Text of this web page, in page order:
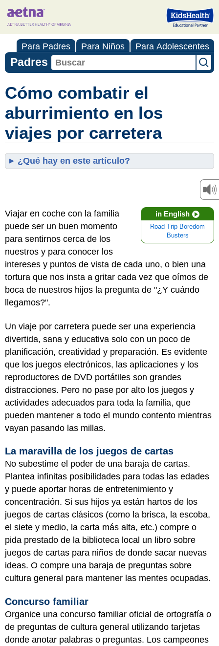
Para Padres Para Niños Para Adolescentes
Padres
Cómo combatir el
aburrimiento en los
viajes por carretera
¿Qué hay en este artículo?
in English
Road Trip Boredom
Busters
Viajar en coche con la familia
puede ser un buen momento
para sentirnos cerca de los
nuestros y para conocer los
intereses y puntos de vista de cada uno, o bien una
tortura que nos insta a gritar cada vez que oímos de
boca de nuestros hijos la pregunta de "¿Y cuándo
llegamos?".
Un viaje por carretera puede ser una experiencia
divertida, sana y educativa solo con un poco de
planificación, creatividad y preparación. Es evidente
que los juegos electrónicos, las aplicaciones y los
reproductores de DVD portátiles son grandes
distracciones. Pero no pase por alto los juegos y
actividades adecuados para toda la familia, que
pueden mantener a todo el mundo contento mientras
vayan pasando las millas.
La maravilla de los juegos de cartas
No subestime el poder de una baraja de cartas.
Plantea infinitas posibilidades para todas las edades
y puede aportar horas de entretenimiento y
concentración. Si sus hijos ya están hartos de los
juegos de cartas clásicos (como la brisca, la escoba,
el siete y medio, la carta más alta, etc.) compre o
pida prestado de la biblioteca local un libro sobre
juegos de cartas para niños de donde sacar nuevas
ideas. O compre una baraja de preguntas sobre
cultura general para mantener las mentes ocupadas.
Concurso familiar
Organice una concurso familiar oficial de ortografía o
de preguntas de cultura general utilizando tarjetas
donde anotar palabras o preguntas. Los campeones